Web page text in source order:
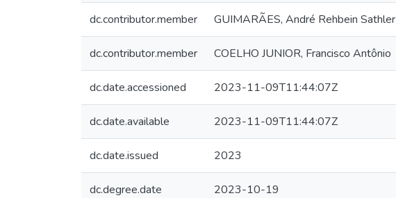
dc.contributor.member GUIMARÃES, André Rehbein Sathler
dc.contributor.member COELHO JUNIOR, Francisco Antônio
dc.date.accessioned 2023-11-09T11:44:07Z
dc.date.available 2023-11-09T11:44:07Z
dc.date.issued 2023
dc.degree.date 2023-10-19